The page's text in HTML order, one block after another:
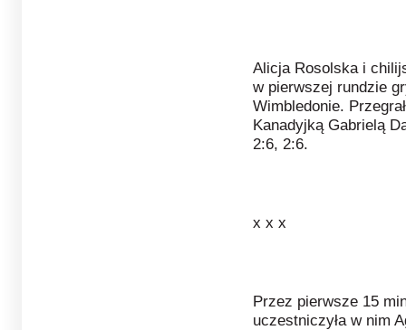
Alicja Rosolska i
w pierwszej rundzie
Wimbledonie.
Kanadyjką Gabrielą
2:6, 2:6.
x x x
Przez pierwsze 15
uczestniczyła w nim